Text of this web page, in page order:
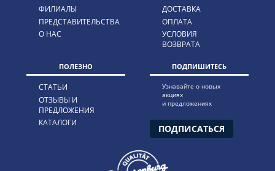
ФИЛИАЛЫ
ПРЕДСТАВИТЕЛЬСТВА
О НАС
ДОСТАВКА
ОПЛАТА
УСЛОВИЯ
ВОЗВРАТА
ПОЛЕЗНО
СТАТЬИ
ОТЗЫВЫ И
ПРЕДЛОЖЕНИЯ
КАТАЛОГИ
ПОДПИШИТЕСЬ
Узнавайте о новых
акциях
и предложениях
ПОДПИСАТЬСЯ